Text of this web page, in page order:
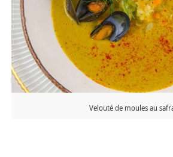
Velouté de moules au